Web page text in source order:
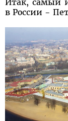
в России -